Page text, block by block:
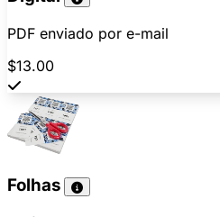
PDF enviado por e-mail
$13.00
Folhas